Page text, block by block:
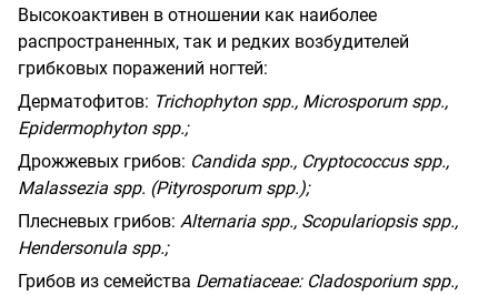
Высокоактивен в отношении как наиболее
распространенных, так и редких возбудителей
грибковых поражений ногтей:
Дерматофитов: Trichophyton spp., Microsporum spp.,
Epidermophyton spp.;
Дрожжевых грибов: Candida spp., Cryptococcus spp.,
Malassezia spp. (Pityrosporum spp.);
Плесневых грибов: Alternaria spp., Scopulariopsis spp.,
Hendersonula spp.;
Грибов из семейства Dematiaceae: Cladosporium spp.,